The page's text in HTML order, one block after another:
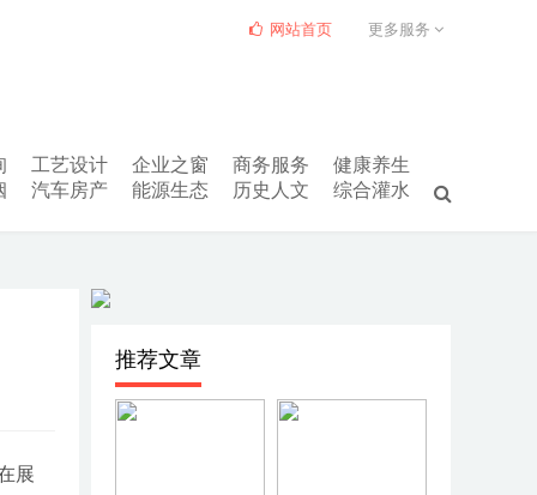
工艺设计 企业之窗 商务服务
健康养生
汽车房产 能源生态 历史人文 综合灌水
网站首页 更多服务
展
推荐文章